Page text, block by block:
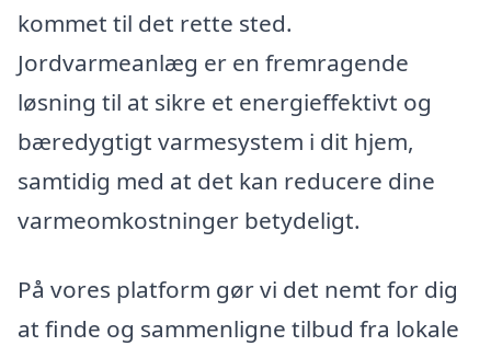
kommet til det rette sted.
Jordvarmeanlæg er en fremragende
løsning til at sikre et energieffektivt og
bæredygtigt varmesystem i dit hjem,
samtidig med at det kan reducere dine
varmeomkostninger betydeligt.
På vores platform gør vi det nemt for dig
at finde og sammenligne tilbud fra lokale